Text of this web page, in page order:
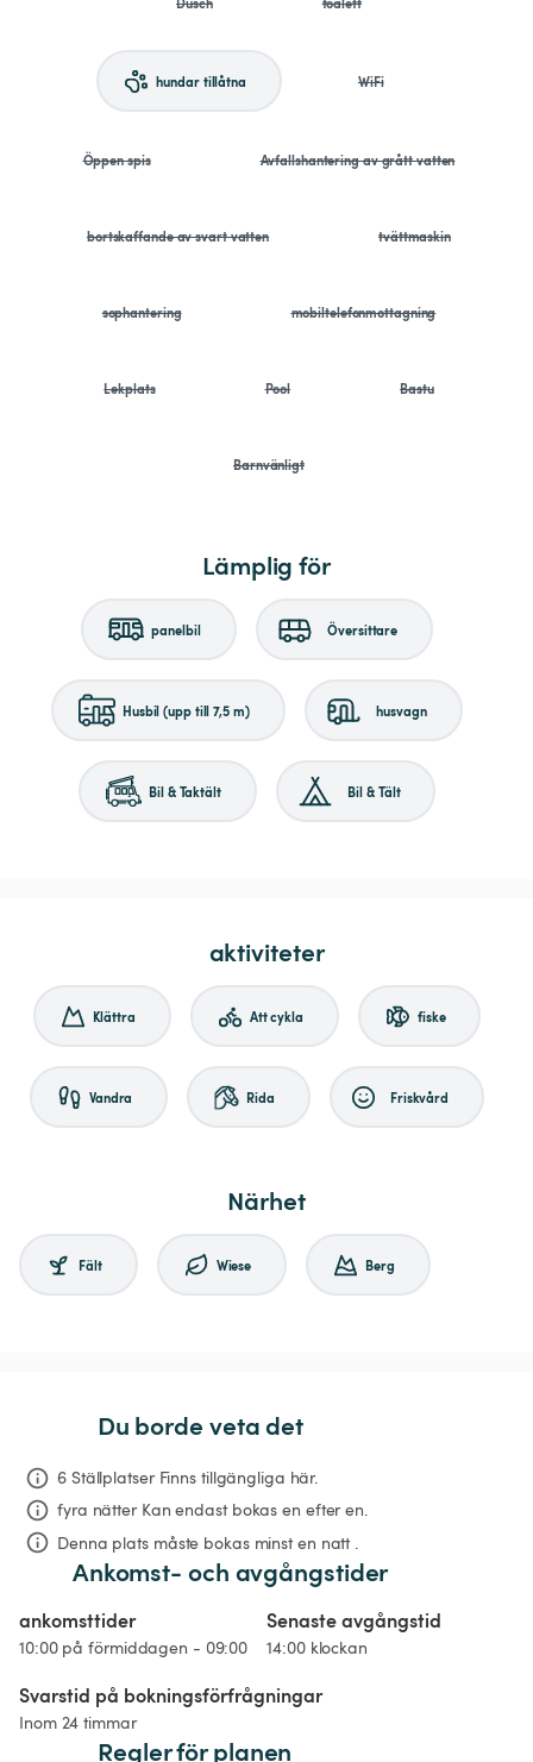
hundar tillåtna WiFi
Öppen spis Avfallshantering av grått vatten
bortskaffande av svart vatten tvättmaskin
sophantering mobiltelefonmottagning
Lekplats Pool Bastu
Barnvänligt
Lämplig för
panelbil Översittare
Husbil (upp till 7,5 m) husvagn
Bil & Taktält Bil & Tält
aktiviteter
Klättra Att cykla fiske
Vandra Rida Friskvård
Närhet
Fält Wiese Berg
Du borde veta det
6 Ställplatser Finns tillgängliga här.
fyra nätter Kan endast bokas en efter en.
Denna plats måste bokas minst en natt .
Ankomst- och avgångstider
ankomsttider
10:00 på förmiddagen - 09:00
Senaste avgångstid
14:00 klockan
Svarstid på bokningsförfrågningar
Inom 24 timmar
Regler för planen